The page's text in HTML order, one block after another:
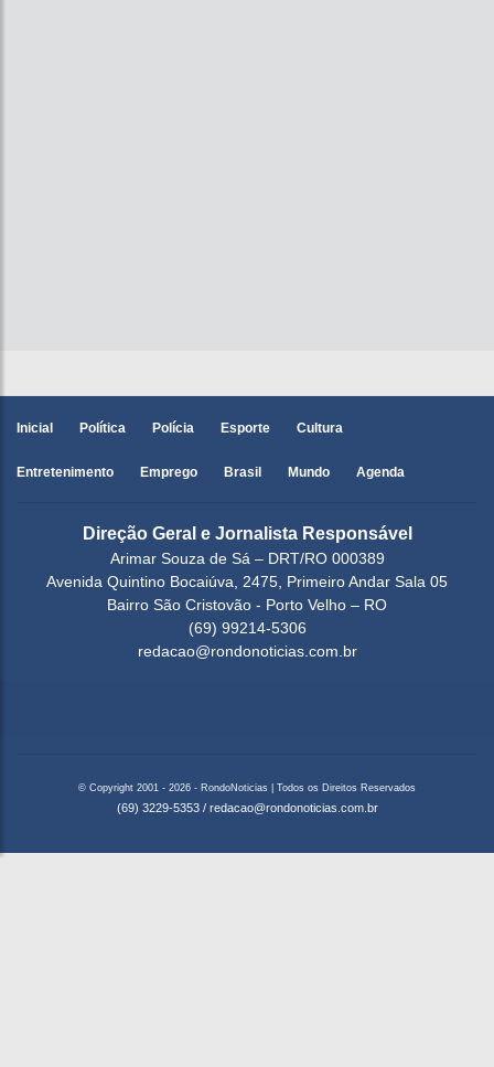
Inicial Política Polícia Esporte Cultura
Entretenimento Emprego Brasil Mundo Agenda
Direção Geral e Jornalista Responsável
Arimar Souza de Sá – DRT/RO 000389
Avenida Quintino Bocaiúva, 2475, Primeiro Andar Sala 05
Bairro São Cristovão - Porto Velho – RO
(69) 99214-5306
redacao@rondonoticias.com.br
© Copyright 2001 - 2026 - RondoNoticias | Todos os Direitos Reservados
(69) 3229-5353 / redacao@rondonoticias.com.br